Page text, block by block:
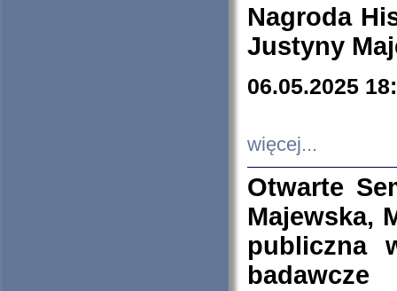
Nagroda
Justyny
06.05.2025
więcej...
Otwarte
Majewska,
publiczna
badawcze